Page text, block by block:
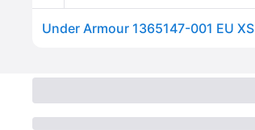
Under Armour 1365147-001 EU XS